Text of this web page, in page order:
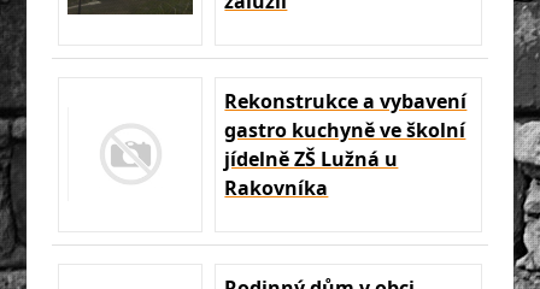
Rekonstrukce a vybavení
gastro kuchyně ve školní
jídelně ZŠ Lužná u
Rakovníka